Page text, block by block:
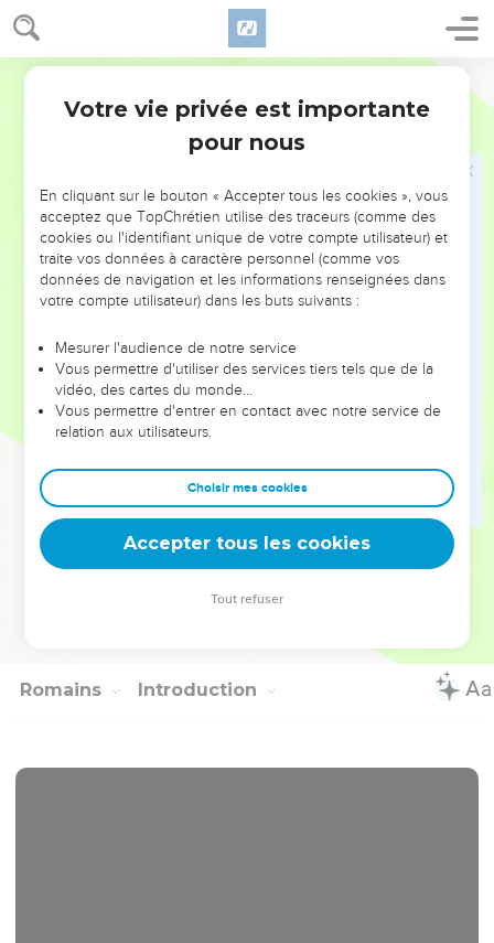
Actes 28
24 Les uns ont été convaincus par ce qu'il disait, les autres
n’ont pas cru.
Comme ils se retiraient en désaccord, Paul n'a ajouté que
ces mots : « C'est avec raison que le Saint-Esprit a dit à nos
ancêtres par l’intermédiaire du prophète Esaïe :
Va vers ce peuple et dis : ‘Vous aurez beau entendre,
vous ne comprendrez pas ; vous aurez beau regarder, vous
ne verrez pas.’
En effet, le cœur de ce peuple est devenu insensible ; ils
se sont bouché les oreilles et ils ont fermé les yeux de peur
leur cœur ne comprenne, de peur qu'ils ne se convertissent
et que je ne les guérisse.
Sachez donc que le salut de Dieu a été envoyé aux non-
Juifs, et eux, ils l'écouteront. »
[Lorsqu'il a dit cela, les Juifs sont partis en discutant
vivement entre eux. ]
Paul est resté deux années entières dans une maison qu'il
avait louée. Il accueillait tous ceux qui venaient le voir.
Il prêchait le royaume de Dieu et enseignait ce qui
Romains Introduction
Votre vie privée est importante
pour nous
En cliquant sur le bouton « Accepter tous les cookies », vous
acceptez que TopChrétien utilise des traceurs (comme des
cookies ou l'identifiant unique de votre compte utilisateur) et
traite vos données à caractère personnel (comme vos
données de navigation et les informations renseignées dans
votre compte utilisateur) dans les buts suivants :
Mesurer l'audience de notre service
Vous permettre d'utiliser des services tiers tels que de la
vidéo, des cartes du monde…
Vous permettre d'entrer en contact avec notre service de
relation aux utilisateurs.
Choisir mes cookies
Accepter tous les cookies
Tout refuser